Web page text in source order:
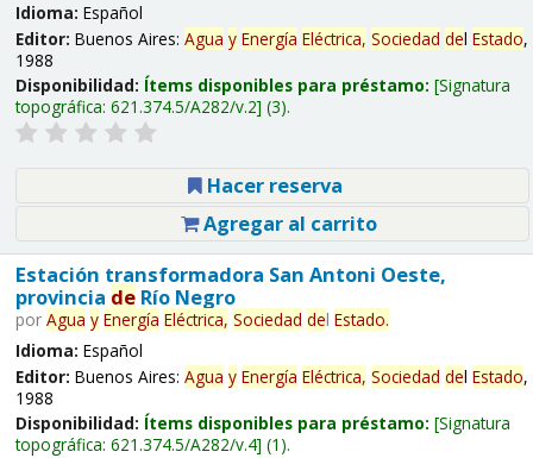
Idioma: Español
Editor: Buenos Aires: Agua y Energía Eléctrica, Sociedad del Estado,
1988
Disponibilidad: Ítems disponibles para préstamo: Signatura
topográfica: 621.374.5/A282/v.2 (3).
Hacer reserva
Agregar al carrito
Estación transformadora San Antoni Oeste,
provincia deRío Negro
por Agua y Energía Eléctrica, Sociedad del Estado.
Idioma: Español
Editor: Buenos Aires: Agua y Energía Eléctrica, Sociedad del Estado,
1988
Disponibilidad: Ítems disponibles para préstamo: Signatura
topográfica: 621.374.5/A282/v.4 (1).